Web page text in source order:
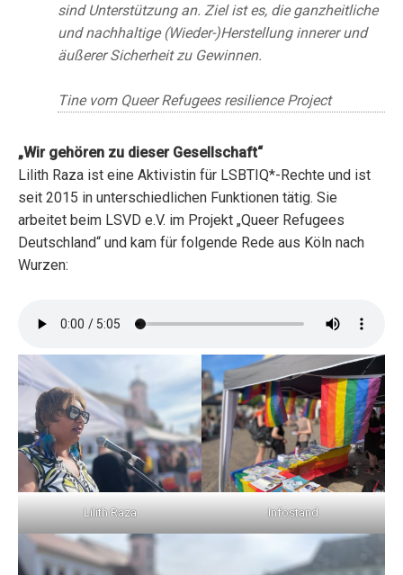
sind Unterstützung an. Ziel ist es, die ganzheitliche
und nachhaltige (Wieder-)Herstellung innerer und
äußerer Sicherheit zu Gewinnen.
Tine vom Queer Refugees resilience Project
„Wir gehören zu dieser Gesellschaft“
Lilith Raza ist eine Aktivistin für LSBTIQ*-Rechte und ist
seit 2015 in unterschiedlichen Funktionen tätig. Sie
arbeitet beim LSVD e.V. im Projekt „Queer Refugees
Deutschland“ und kam für folgende Rede aus Köln nach
Wurzen:
Lilith Raza Infostand